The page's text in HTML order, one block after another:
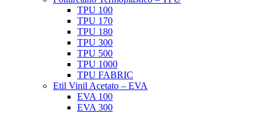
TPU 100
TPU 170
TPU 180
TPU 300
TPU 500
TPU 1000
TPU FABRIC
Etil Vinil Acetato – EVA
EVA 100
EVA 300